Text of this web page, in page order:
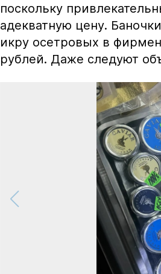
поскольку
адекватную цену.
икру осетровых в
рублей. Даже следуют